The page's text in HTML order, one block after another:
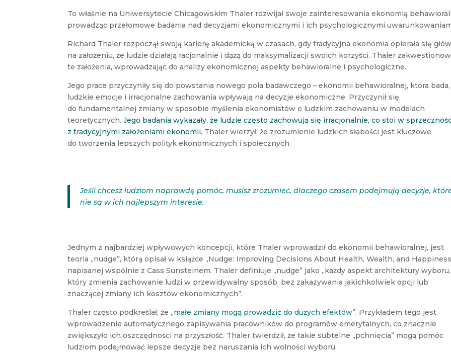
To właśnie na Uniwersytecie Chicagowskim Thaler rozwijał swoje zainteresowania ekonomią
prowadząc przełomowe badania nad decyzjami ekonomicznymi i ich psychologicznymi
Richard Thaler rozpoczął swoją karierę akademicką w czasach, gdy tradycyjna ekonomia opierała się
na założeniu, że ludzie działają racjonalnie i dążą do maksymalizacji swoich korzyści. Thaler
te założenia, wprowadzając do analizy ekonomicznej aspekty behawioralne i psychologiczne.
Jego prace przyczyniły się do powstania nowego pola badawczego – ekonomii behawioralnej, która
ludzkie emocje i irracjonalne zachowania wpływają na decyzje ekonomiczne. Przyczynił się
do fundamentalnej zmiany w sposobie myślenia ekonomistów o ludzkim zachowaniu w modelach
teoretycznych.Jego badania wykazały, że ludzie często zachowują się irracjonalnie, co stoi w
z tradycyjnymi założeniami ekonomii. Thaler wierzył, że zrozumienie ludzkich słabości jest kluczowe
do tworzenia lepszych polityk ekonomicznych i społecznych.
Jeśli chcesz ludziom naprawdę pomóc, musisz zrozumieć, dlaczego czasem podejmują decyzje,
nie są w ich najlepszym interesie.
Jednym z najbardziej wpływowych koncepcji, które Thaler wprowadził do ekonomii behawioralnej, jest
teoria „nudge”, którą opisał w książce „Nudge: Improving Decisions About Health, Wealth, and
napisanej wspólnie z Cass Sunsteinem. Thaler definiuje „nudge” jako „każdy aspekt architektury wyboru,
który zmienia zachowanie ludzi w przewidywalny sposób, bez zakazywania jakichkolwiek opcji lub
znaczącej zmiany ich kosztów ekonomicznych”.
Thaler często podkreślał, że „małe zmiany mogą prowadzić do dużych efektów”. Przykładem tego jest
wprowadzenie automatycznego zapisywania pracowników do programów emerytalnych, co znacznie
zwiększyło ich oszczędności na przyszłość. Thaler twierdził, że takie subtelne „pchnięcia” mogą pomóc
ludziom podejmować lepsze decyzje bez naruszania ich wolności wyboru.